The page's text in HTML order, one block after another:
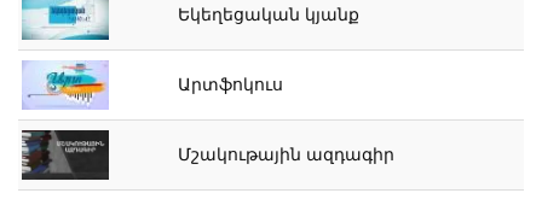
Եկեղեցական կյանք
Արտֆոկուս
Մշակութային ազդագիր